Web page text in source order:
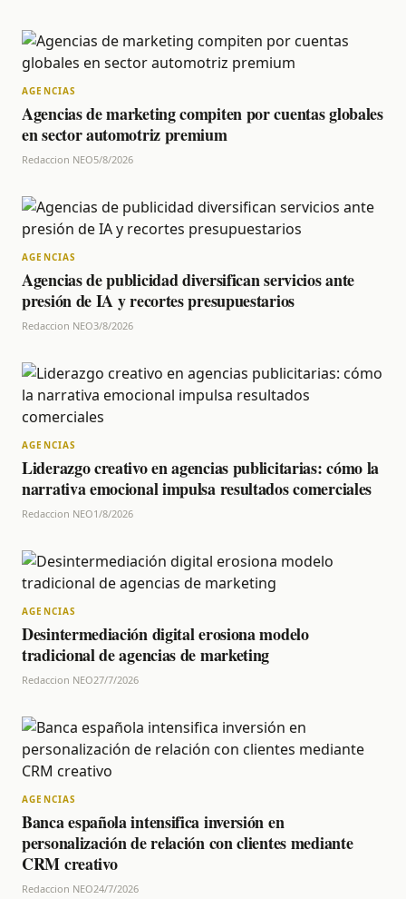
AGENCIAS
Agencias de marketing compiten por cuentas globales
en sector automotriz premium
Redaccion NEO5/8/2026
AGENCIAS
Agencias de publicidad diversifican servicios ante
presión de IA y recortes presupuestarios
Redaccion NEO3/8/2026
AGENCIAS
Liderazgo creativo en agencias publicitarias: cómo la
narrativa emocional impulsa resultados comerciales
Redaccion NEO1/8/2026
AGENCIAS
Desintermediación digital erosiona modelo
tradicional de agencias de marketing
Redaccion NEO27/7/2026
AGENCIAS
Banca española intensifica inversión en
personalización de relación con clientes mediante
CRM creativo
Redaccion NEO24/7/2026